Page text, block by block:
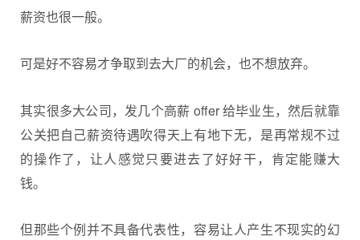
薪资也很一般。
可是好不容易才争取到去大厂的机会，也不想放弃。
其实很多大公司，发几个高薪 offer 给毕业生，然后就靠
公关把自己薪资待遇吹得天上有地下无，是再常规不过
的操作了，让人感觉只要进去了好好干，肯定能赚大
钱。
但那些个例并不具备代表性，容易让人产生不现实的幻